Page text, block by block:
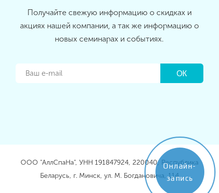
Получайте свежую информацию о скидках и
акциях нашей компании, а так же информацию о
новых семинарах и событиях.
ООО "АллСпаНа", УНН 191847924, 220040, Республика
Беларусь, г. Минск, ул. М. Богдановича, 114
Онлайн-
запись